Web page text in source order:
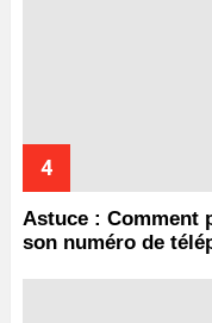
Astuce : Comment
son numéro de